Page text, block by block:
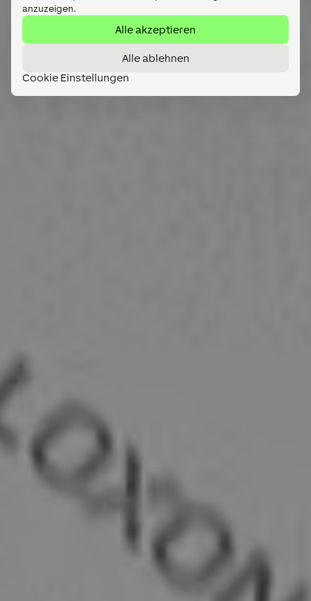
anzuzeigen.
Alle akzeptieren
Alle ablehnen
Cookie Einstellungen